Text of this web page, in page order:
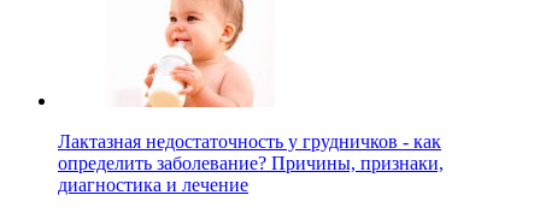
Лактазная недостаточность у грудничков - как
определить заболевание? Причины, признаки,
диагностика и лечение